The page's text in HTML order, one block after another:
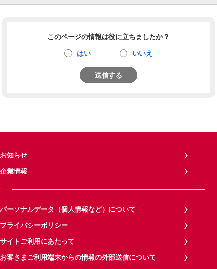
このページの情報は役に立ちましたか？
はい いいえ
送信する
お知らせ
企業情報
パーソナルデータ（個人情報など）について
プライバシーポリシー
サイトご利用にあたって
お客さまご利用端末からの情報の外部送信について